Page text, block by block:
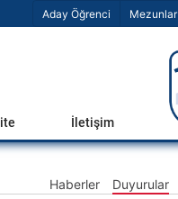
Aday Öğrenci Mezunlar
İletişim
Haberler Duyurular